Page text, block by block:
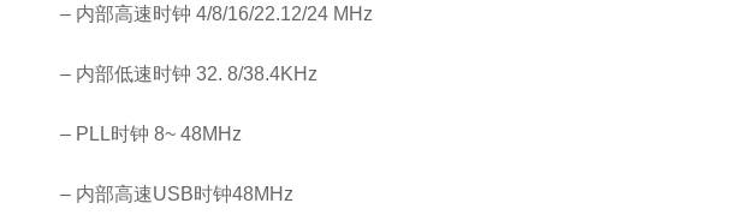
– 内部高速时钟 4/8/16/22.12/24 MHz
– 内部低速时钟 32. 8/38.4KHz
– PLL时钟 8~ 48MHz
– 内部高速USB时钟48MHz